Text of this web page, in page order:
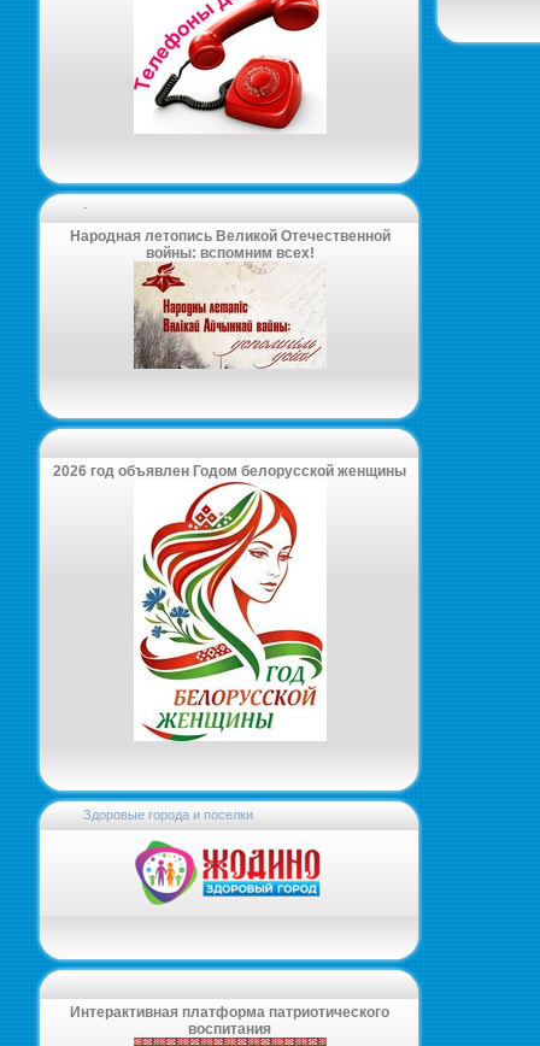
-
Народная летопись Великой Отечественной
войны: вспомним всех!
2026 год объявлен Годом белорусской женщины
Здоровые города и поселки
Интерактивная платформа патриотического
воспитания